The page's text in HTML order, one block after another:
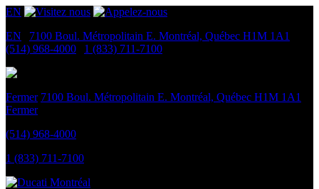
EN
EN
7100 Boul. Métropolitain E. Montréal, Québec H1M 1A1
(514) 968-4000
1 (833) 711-7100
Fermer 7100 Boul. Métropolitain E. Montréal, Québec H1M 1A1
Fermer
(514) 968-4000
1 (833) 711-7100